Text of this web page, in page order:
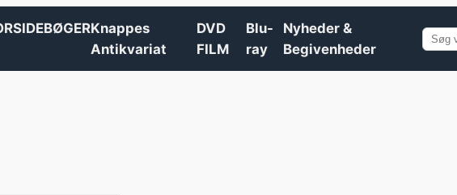
BØGERKnappes
Antikvariat
DVD
FILM
Blu-
ray
Nyheder &
Begivenheder
Søg
efter: